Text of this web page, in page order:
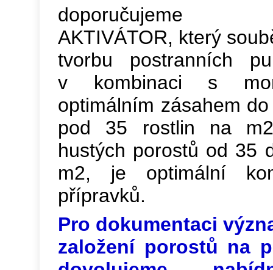
doporučujeme
AKTIVÁTOR, který
tvorbu postranních
v kombinaci s
optimálním zásahem
pod 35 rostlin na
hustých porostů od 35
m2, je optimální
přípravků.
Pro dokumentaci
založení porostů na